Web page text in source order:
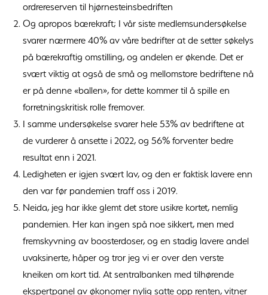
ordrereserven til hjørnesteinsbedriften
Og apropos bærekraft; I vår siste medlemsundersøkelse
svarer nærmere 40% av våre bedrifter at de setter søkelys
på bærekraftig omstilling, og andelen er økende. Det er
svært viktig at også de små og mellomstore bedriftene nå
er på denne «ballen», for dette kommer til å spille en
forretningskritisk rolle fremover.
I samme undersøkelse svarer hele 53% av bedriftene at
de vurderer å ansette i 2022, og 56% forventer bedre
resultat enn i 2021.
Ledigheten er igjen svært lav, og den er faktisk lavere enn
den var før pandemien traff oss i 2019.
Neida, jeg har ikke glemt det store usikre kortet, nemlig
pandemien. Her kan ingen spå noe sikkert, men med
fremskyvning av boosterdoser, og en stadig lavere andel
uvaksinerte, håper og tror jeg vi er over den verste
kneiken om kort tid. At sentralbanken med tilhørende
ekspertpanel av økonomer nylig satte opp renten, vitner